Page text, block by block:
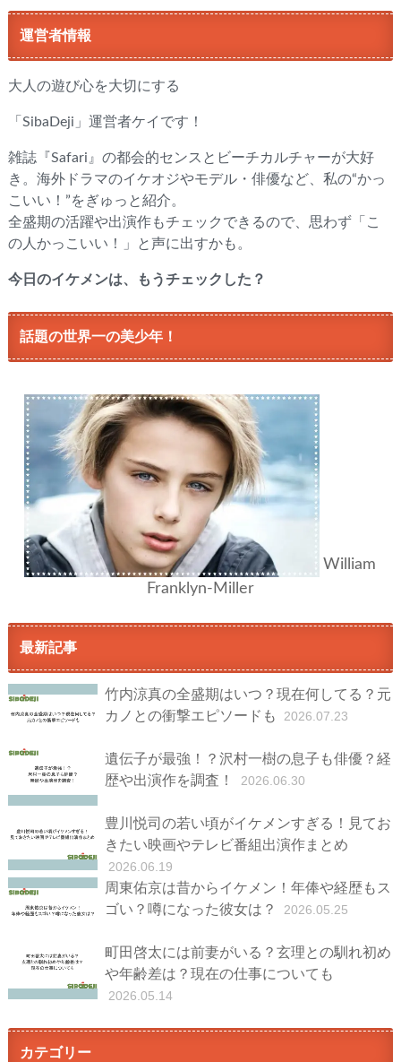
運営者情報
大人の遊び心を大切にする
「SibaDeji」運営者ケイです！
雑誌『Safari』の都会的センスとビーチカルチャーが大好
き。海外ドラマのイケオジやモデル・俳優など、私の“かっ
こいい！”をぎゅっと紹介。
全盛期の活躍や出演作もチェックできるので、思わず「こ
の人かっこいい！」と声に出すかも。
今日のイケメンは、もうチェックした？
話題の世界一の美少年！
William
Franklyn-Miller
最新記事
竹内涼真の全盛期はいつ？現在何してる？元
カノとの衝撃エピソードも
2026.07.23
遺伝子が最強！？沢村一樹の息子も俳優？経
歴や出演作を調査！
2026.06.30
豊川悦司の若い頃がイケメンすぎる！見てお
きたい映画やテレビ番組出演作まとめ
2026.06.19
周東佑京は昔からイケメン！年俸や経歴もス
ゴい？噂になった彼女は？
2026.05.25
町田啓太には前妻がいる？玄理との馴れ初め
や年齢差は？現在の仕事についても
2026.05.14
カテゴリー